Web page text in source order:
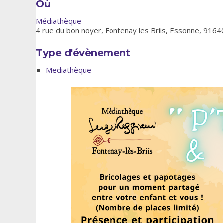
Où
Médiathèque
4 rue du bon noyer, Fontenay les Briis, Essonne,
Type d'évènement
Mediathèque